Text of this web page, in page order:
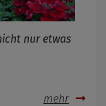
nur etwas
mehr